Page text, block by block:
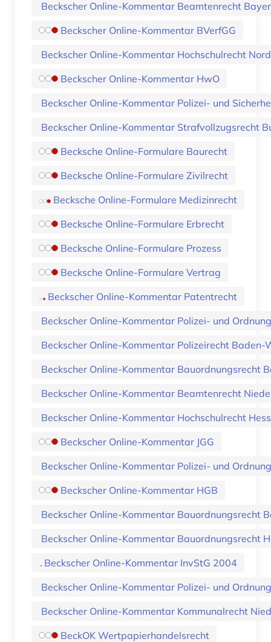
Beckscher Online-Kommentar Beamtenrecht
Beckscher Online-Kommentar BVerfGG
Beckscher Online-Kommentar Hochschulrecht
Beckscher Online-Kommentar HwO
Beckscher Online-Kommentar Polizei- und
Beckscher Online-Kommentar Strafvollzugsrecht
Becksche Online-Formulare Baurecht
Becksche Online-Formulare Zivilrecht
Becksche Online-Formulare Medizinrecht
Becksche Online-Formulare Erbrecht
Becksche Online-Formulare Prozess
Becksche Online-Formulare Vertrag
Beckscher Online-Kommentar Patentrecht
Beckscher Online-Kommentar Polizei- und
Beckscher Online-Kommentar Polizeirecht
Beckscher Online-Kommentar Bauordnungsrecht
Beckscher Online-Kommentar Beamtenrecht
Beckscher Online-Kommentar Hochschulrecht
Beckscher Online-Kommentar JGG
Beckscher Online-Kommentar Polizei- und
Beckscher Online-Kommentar HGB
Beckscher Online-Kommentar Bauordnungsrecht
Beckscher Online-Kommentar Bauordnungsrecht
Beckscher Online-Kommentar InvStG 2004
Beckscher Online-Kommentar Polizei- und
Beckscher Online-Kommentar Kommunalrecht
BeckOK Wertpapierhandelsrecht